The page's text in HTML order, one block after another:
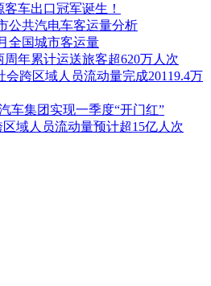
车出口冠军诞生！
公共汽电车客运量分析
全国城市客运量
年累计运送旅客超620万人次
会跨区域人员流动量完成20119.4万
车集团实现一季度“开门红”
域人员流动量预计超15亿人次